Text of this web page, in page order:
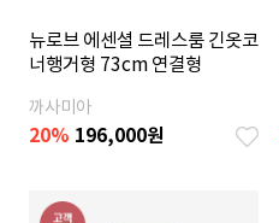
뉴로브 에센셜 드레스룸 긴옷코
너행거형 73cm 연결형
까사미아
20% 196,000원